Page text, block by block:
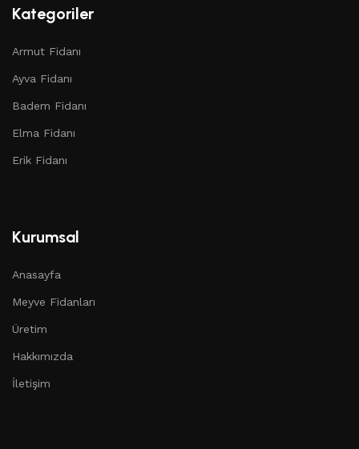
Kategoriler
Armut Fidanı
Ayva Fidanı
Badem Fidanı
Elma Fidanı
Erik Fidanı
Kurumsal
Anasayfa
Meyve Fidanları
Üretim
Hakkımızda
İletişim